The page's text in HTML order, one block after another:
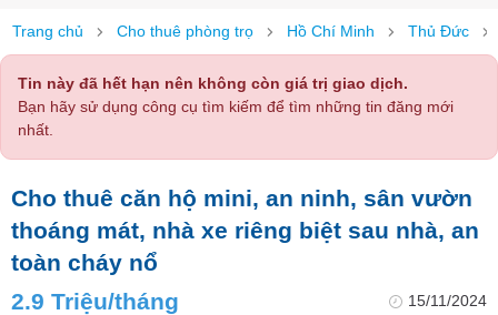
Trang chủ Cho thuê phòng trọ Hồ Chí Minh Thủ Đức
Tin này đã hết hạn nên không còn giá trị giao dịch.
Bạn hãy sử dụng công cụ tìm kiếm để tìm những tin đăng mới
nhất.
Cho thuê căn hộ mini, an ninh, sân vườn
thoáng mát, nhà xe riêng biệt sau nhà, an
toàn cháy nổ
2.9 Triệu/tháng
15/11/2024